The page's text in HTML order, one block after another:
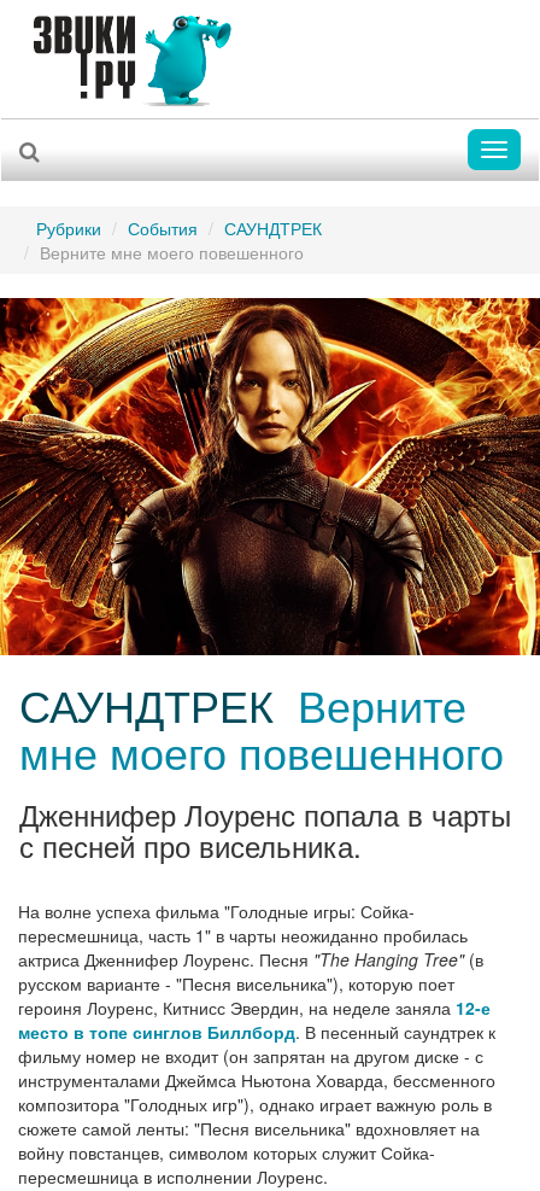
Рубрики События
САУНДТРЕК
Верните мне моего повешенного
САУНДТРЕК Верните
мне моего повешенного
Дженнифер Лоуренс попала в чарты
с песней про висельника.
На волне успеха фильма "Голодные игры: Сойка-
пересмешница, часть 1" в чарты неожиданно пробилась
актриса Дженнифер Лоуренс. Песня "The Hanging Tree"(в
русском варианте - "Песня висельника"), которую поет
героиня Лоуренс, Китнисс Эвердин, на неделе заняла 12-е
место в топе синглов Биллборд. В песенный саундтрек к
фильму номер не входит (он запрятан на другом диске - с
инструменталами Джеймса Ньютона Ховарда, бессменного
композитора "Голодных игр"), однако играет важную роль в
сюжете самой ленты: "Песня висельника" вдохновляет на
войну повстанцев, символом которых служит Сойка-
пересмешница в исполнении Лоуренс.